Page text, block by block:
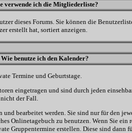
verwende ich die Mitgliederliste?
dieses Forums. Sie können die
erstellt hat, sortiert anzeigen.
Wie benutze ich den Kalender?
Termine und Geburtstage.
eingetragen und sind durch jeden
der Fall.
bearbeitet werden. Sie sind nur für den
Onlinetagebuch zu benutzen. Wenn Sie
Gruppentermine erstellen. Diese sind dann